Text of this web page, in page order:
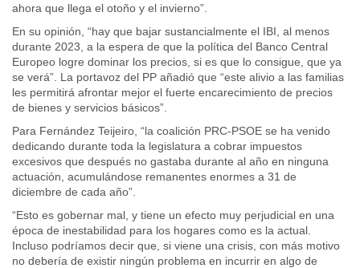
ahora que llega el otoño y el invierno”.
En su opinión, “hay que bajar sustancialmente el IBI, al menos
durante 2023, a la espera de que la política del Banco Central
Europeo logre dominar los precios, si es que lo consigue, que ya
se verá”. La portavoz del PP añadió que “este alivio a las familias
les permitirá afrontar mejor el fuerte encarecimiento de precios
de bienes y servicios básicos”.
Para Fernández Teijeiro, “la coalición PRC-PSOE se ha venido
dedicando durante toda la legislatura a cobrar impuestos
excesivos que después no gastaba durante al año en ninguna
actuación, acumulándose remanentes enormes a 31 de
diciembre de cada año”.
“Esto es gobernar mal, y tiene un efecto muy perjudicial en una
época de inestabilidad para los hogares como es la actual.
Incluso podríamos decir que, si viene una crisis, con más motivo
no debería de existir ningún problema en incurrir en algo de